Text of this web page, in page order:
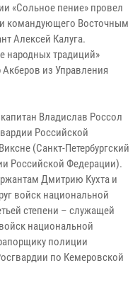
«Сольное пение» провел
командующего Восточным
Алексей Калуга.
народных традиций»
из Управления
Владислав Россол
Российской
(Санкт-Петербургский
Российской Федерации).
Дмитрию Кухта и
войск национальной
степени – служащей
национальной
полиции
по Кемеровской